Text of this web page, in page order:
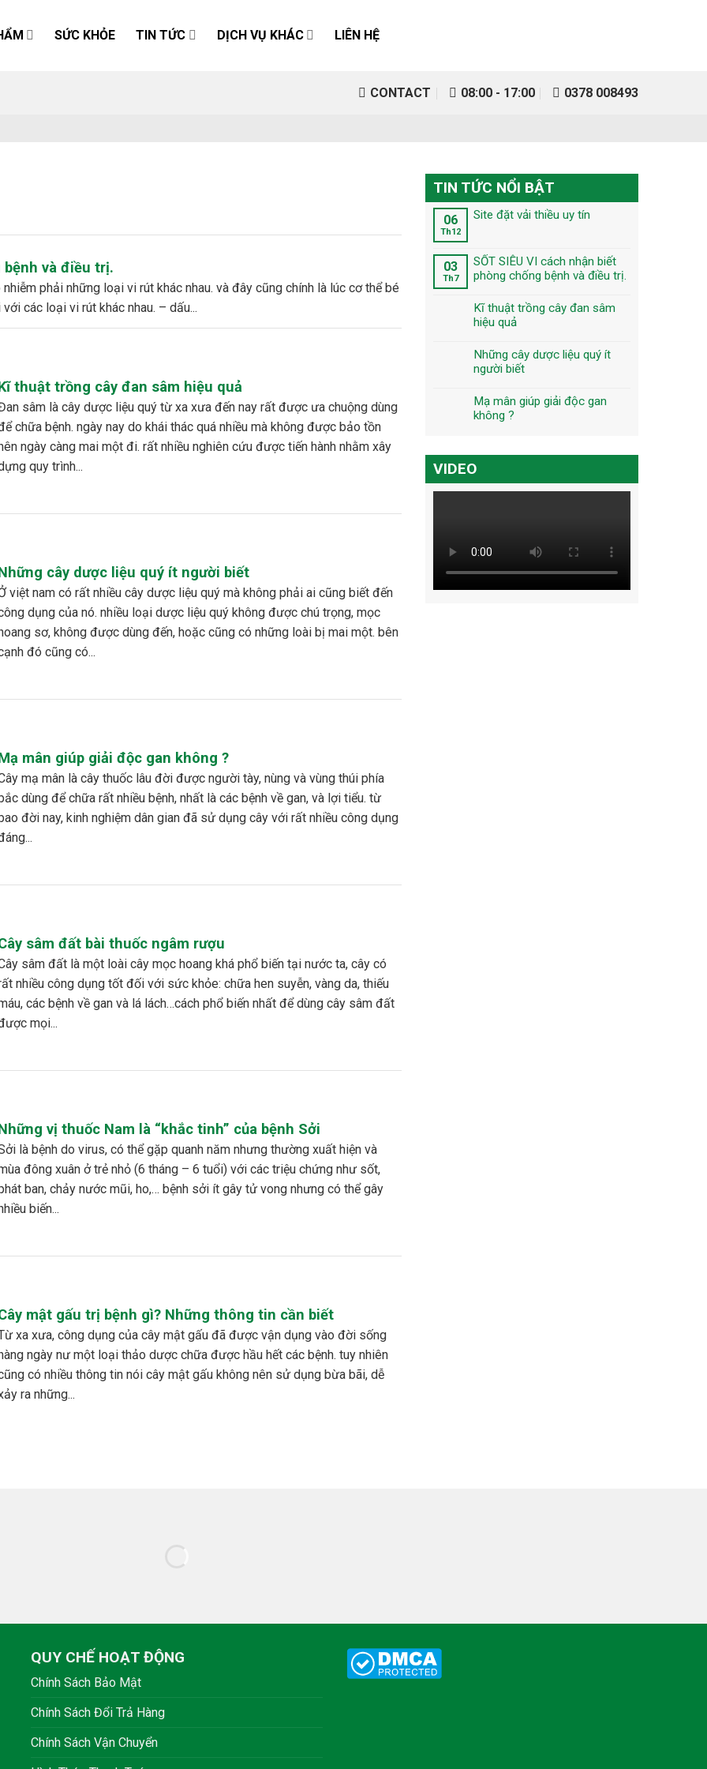
SỨC KHỎE TIN TỨC DỊCH VỤ KHÁC LIÊN HỆ
CONTACT 08:00 - 17:00 0378 008493
bệnh và điều trị.
các loại vi rút khác nhau. – dấu...
thuật trồng cây đan sâm hiệu quả
nay rất được ưa chuộng dùng
chữa bệnh. ngày nay do khái thác quá nhiều mà không được bảo tồn
ngày càng mai một đi. rất nhiều nghiên cứu được tiến hành nhằm xây
quy trình...
cây dược liệu quý ít người biết
mà không phải ai cũng biết đến
dụng của nó. nhiều loại dược liệu quý không được chú trọng, mọc
sơ, không được dùng đến, hoặc cũng có những loài bị mai một. bên
đó cũng có...
mân giúp giải độc gan không ?
tày, nùng và vùng thúi phía
dùng để chữa rất nhiều bệnh, nhất là các bệnh về gan, và lợi tiểu. từ
đời nay, kinh nghiệm dân gian đã sử dụng cây với rất nhiều công dụng
sâm đất bài thuốc ngâm rượu
phổ biến tại nước ta, cây có
nhiều công dụng tốt đối với sức khỏe: chữa hen suyễn, vàng da, thiếu
các bệnh về gan và lá lách…cách phổ biến nhất để dùng cây sâm đất
mọi...
vị thuốc Nam là “khắc tinh” của bệnh Sởi
nhưng thường xuất hiện và
đông xuân ở trẻ nhỏ (6 tháng – 6 tuổi) với các triệu chứng như sốt,
ban, chảy nước mũi, ho,… bệnh sởi ít gây tử vong nhưng có thể gây
biến...
mật gấu trị bệnh gì? Những thông tin cần biết
vận dụng vào đời sống
ngày nư một loại thảo dược chữa được hầu hết các bệnh. tuy nhiên
có nhiều thông tin nói cây mật gấu không nên sử dụng bừa bãi, dễ
ra những...
TIN TỨC NỔI BẬT
06
Th12
Site đặt vải thiều uy tín
03
Th7
SỐT SIÊU VI cách nhận biết
phòng chống bệnh và điều trị.
Kĩ thuật trồng cây đan sâm
hiệu quả
Những cây dược liệu quý ít
người biết
Mạ mân giúp giải độc gan
không ?
VIDEO
QUY CHẾ HOẠT ĐỘNG
Chính Sách Bảo Mật
Chính Sách Đổi Trả Hàng
Chính Sách Vận Chuyển